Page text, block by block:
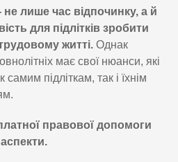
не лише час відпочинку, а й
для підлітків зробити
житті. Однак
має свої нюанси, які
підліткам, так і їхнім
правової допомоги